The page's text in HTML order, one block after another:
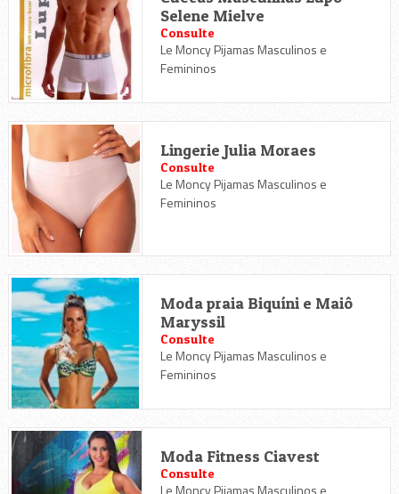
Selene Mielve
Consulte
Le Moncy Pijamas Masculinos e
Femininos
Lingerie Julia Moraes
Consulte
Le Moncy Pijamas Masculinos e
Femininos
Moda praia Biquíni e Maiô
Maryssil
Consulte
Le Moncy Pijamas Masculinos e
Femininos
Moda Fitness Ciavest
Consulte
Le Moncy Pijamas Masculinos e